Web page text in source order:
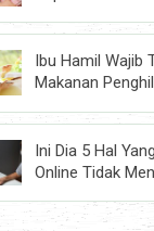
Ibu Hamil Wajib
Makanan
Ini Dia 5 Hal
Online Tidak